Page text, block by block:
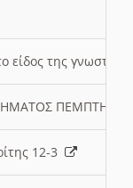
είδος της
12-3